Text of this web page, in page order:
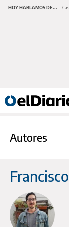
HOY HABLAMOS DE...
Autores